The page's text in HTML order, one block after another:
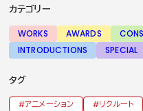
カテゴリー
WORKS AWARDS
INTRODUCTIONS
SPECIAL
タグ
アニメーション リクルート